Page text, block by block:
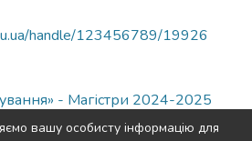
handle/123456789/19926
- Магістри 2024-2025
вашу особисту інформацію для